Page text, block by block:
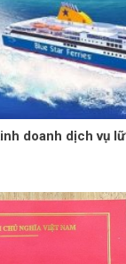
doanh dịch vụ